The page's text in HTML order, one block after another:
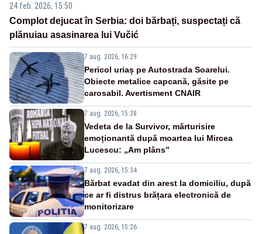
24 feb. 2026, 15:50
Complot dejucat în Serbia: doi bărbați, suspectați că
plănuiau asasinarea lui Vučić
7 aug. 2026, 16:29
Pericol uriaș pe Autostrada Soarelui.
Obiecte metalice capcană, găsite pe
carosabil. Avertisment CNAIR
7 aug. 2026, 15:38
Vedeta de la Survivor, mărturisire
emoționantă după moartea lui Mircea
Lucescu: „Am plâns”
7 aug. 2026, 15:34
Bărbat evadat din arest la domiciliu, după
ce ar fi distrus brățara electronică de
monitorizare
7 aug. 2026, 15:26